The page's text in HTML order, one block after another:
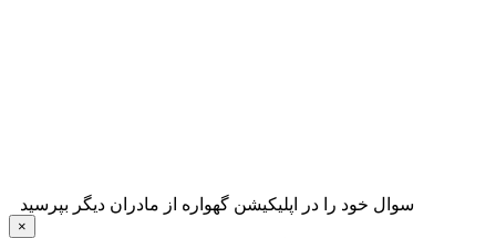
سوال خود را در اپلیکیشن گهواره از مادران دیگر بپرسید
×